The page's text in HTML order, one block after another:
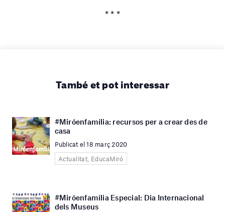
* * *
També et pot interessar
#Miróenfamília: recursos per a crear des de
casa
Publicat el 18 març 2020
Actualitat, EducaMiró
#Miróenfamília Especial: Dia Internacional
dels Museus